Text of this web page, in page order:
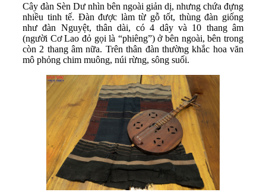
Cây đàn Sèn Dư nhìn bên ngoài giản dị, nhưng chứa đựng
nhiều tinh tế. Đàn được làm từ gỗ tốt, thùng đàn giống
như đàn Nguyệt, thân dài, có 4 dây và 10 thang âm
(người Cơ Lao đỏ gọi là “phiêng”) ở bên ngoài, bên trong
còn 2 thang âm nữa. Trên thân đàn thường khắc hoa văn
mô phỏng chim muông, núi rừng, sông suối.